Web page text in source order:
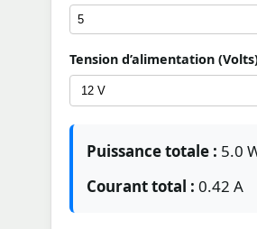
Tension d’alimentation
Puissance totale : 5.0
Courant total : 0.42 A